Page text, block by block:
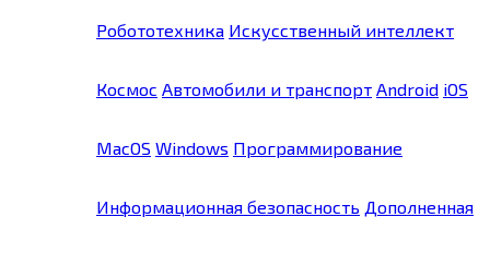
Робототехника Искусственный интеллект
Космос Автомобили и транспорт Android iOS
MacOS Windows Программирование
Информационная безопасность Дополненная